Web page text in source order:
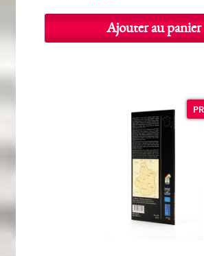
était :
actuel
est :
Ajouter au panier